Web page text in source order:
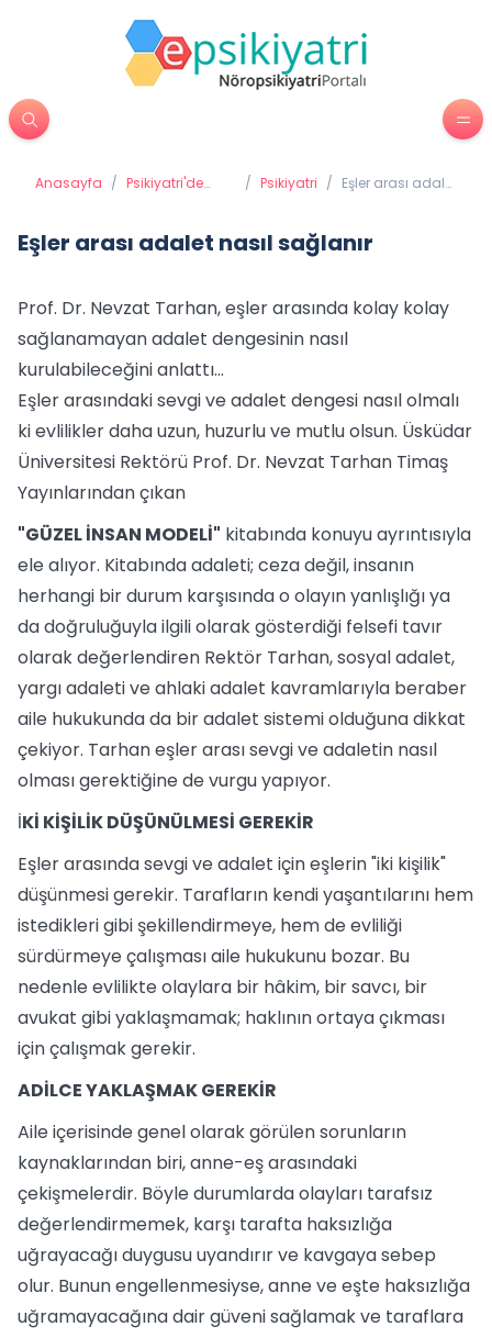
Anasayfa / Psikiyatri'de
/ Psikiyatri / Eşler arası adalet
Eşler arası adalet nasıl sağlanır
Prof. Dr. Nevzat Tarhan, eşler arasında kolay kolay
sağlanamayan adalet dengesinin nasıl
kurulabileceğini anlattı...
Eşler arasındaki sevgi ve adalet dengesi nasıl olmalı
ki evlilikler daha uzun, huzurlu ve mutlu olsun. Üsküdar
Üniversitesi Rektörü Prof. Dr. Nevzat Tarhan Timaş
Yayınlarından çıkan
"GÜZEL İNSAN MODELİ" kitabında konuyu ayrıntısıyla
ele alıyor. Kitabında adaleti; ceza değil, insanın
herhangi bir durum karşısında o olayın yanlışlığı ya
da doğruluğuyla ilgili olarak gösterdiği felsefi tavır
olarak değerlendiren Rektör Tarhan, sosyal adalet,
yargı adaleti ve ahlaki adalet kavramlarıyla beraber
aile hukukunda da bir adalet sistemi olduğuna dikkat
çekiyor. Tarhan eşler arası sevgi ve adaletin nasıl
olması gerektiğine de vurgu yapıyor.
İKİ KİŞİLİK DÜŞÜNÜLMESİ GEREKİR
Eşler arasında sevgi ve adalet için eşlerin "iki kişilik"
düşünmesi gerekir. Tarafların kendi yaşantılarını hem
istedikleri gibi şekillendirmeye, hem de evliliği
sürdürmeye çalışması aile hukukunu bozar. Bu
nedenle evlilikte olaylara bir hâkim, bir savcı, bir
avukat gibi yaklaşmamak; haklının ortaya çıkması
için çalışmak gerekir.
ADİLCE YAKLAŞMAK GEREKİR
Aile içerisinde genel olarak görülen sorunların
kaynaklarından biri, anne-eş arasındaki
çekişmelerdir. Böyle durumlarda olayları tarafsız
değerlendirmemek, karşı tarafta haksızlığa
uğrayacağı duygusu uyandırır ve kavgaya sebep
olur. Bunun engellenmesiyse, anne ve eşte haksızlığa
uğramayacağına dair güveni sağlamak ve taraflara